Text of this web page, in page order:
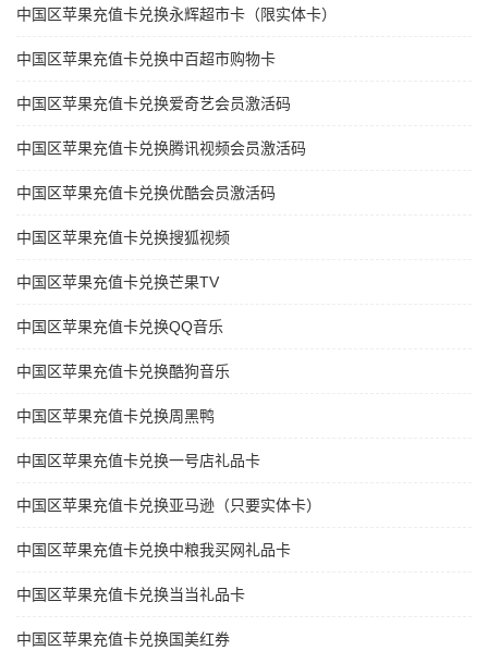
中国区苹果充值卡兑换永辉超市卡（限实体卡）
中国区苹果充值卡兑换中百超市购物卡
中国区苹果充值卡兑换爱奇艺会员激活码
中国区苹果充值卡兑换腾讯视频会员激活码
中国区苹果充值卡兑换优酷会员激活码
中国区苹果充值卡兑换搜狐视频
中国区苹果充值卡兑换芒果TV
中国区苹果充值卡兑换QQ音乐
中国区苹果充值卡兑换酷狗音乐
中国区苹果充值卡兑换周黑鸭
中国区苹果充值卡兑换一号店礼品卡
中国区苹果充值卡兑换亚马逊（只要实体卡）
中国区苹果充值卡兑换中粮我买网礼品卡
中国区苹果充值卡兑换当当礼品卡
中国区苹果充值卡兑换国美红券